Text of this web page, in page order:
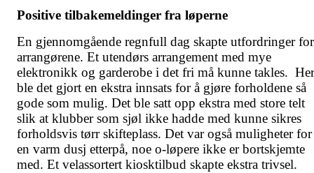
Positive tilbakemeldinger fra løperne
En gjennomgående regnfull dag skapte utfordringer for
arrangørene. Et utendørs arrangement med mye
elektronikk og garderobe i det fri må kunne takles. Her
ble det gjort en ekstra innsats for å gjøre forholdene så
gode som mulig. Det ble satt opp ekstra med store telt
slik at klubber som sjøl ikke hadde med kunne sikres
forholdsvis tørr skifteplass. Det var også muligheter for
en varm dusj etterpå, noe o-løpere ikke er bortskjemte
med. Et velassortert kiosktilbud skapte ekstra trivsel.